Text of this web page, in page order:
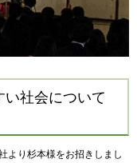
社会について
より杉本様をお招きしまし